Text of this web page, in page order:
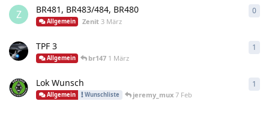
Z BR481, BR483/484, BR480
Allgemein Zenit 3 März
0
TPF 3
Allgemein br147 1 März
1
Lok Wunsch
Allgemein Wunschliste jeremy_mux 7 Feb
1